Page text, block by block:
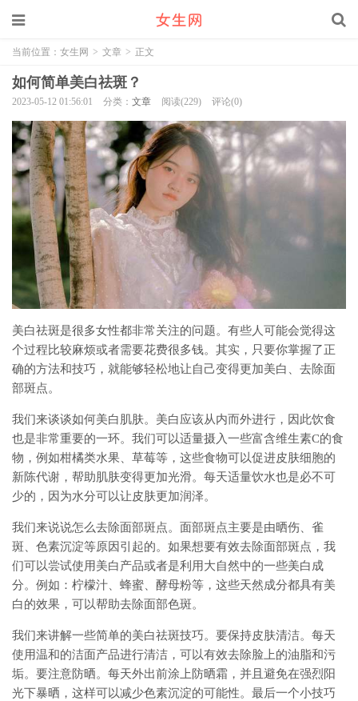
当前位置： 女生网 > 文章 > 正文
如何简单美白祛斑？
2023-05-12 01:56:01 分类： 文章 阅读(229) 评论(0)
美白祛斑是很多女性都非常关注的问题。有些人可能会觉得这
个过程比较麻烦或者需要花费很多钱。其实，只要你掌握了正
确的方法和技巧，就能够轻松地让自己变得更加美白、去除面
部斑点。
我们来谈谈如何美白肌肤。美白应该从内而外进行，因此饮食
也是非常重要的一环。我们可以适量摄入一些富含维生素C的食
物，例如柑橘类水果、草莓等，这些食物可以促进皮肤细胞的
新陈代谢，帮助肌肤变得更加光滑。每天适量饮水也是必不可
少的，因为水分可以让皮肤更加润泽。
我们来说说怎么去除面部斑点。面部斑点主要是由晒伤、雀
斑、色素沉淀等原因引起的。如果想要有效去除面部斑点，我
们可以尝试使用美白产品或者是利用大自然中的一些美白成
分。例如：柠檬汁、蜂蜜、酵母粉等，这些天然成分都具有美
白的效果，可以帮助去除面部色斑。
我们来讲解一些简单的美白祛斑技巧。要保持皮肤清洁。每天
使用温和的洁面产品进行清洁，可以有效去除脸上的油脂和污
垢。要注意防晒。每天外出前涂上防晒霜，并且避免在强烈阳
光下暴晒，这样可以减少色素沉淀的可能性。最后一个小技巧